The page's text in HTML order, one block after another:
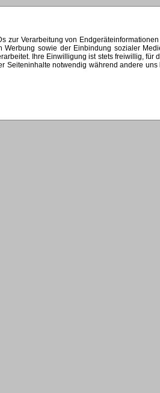
zur Verarbeitung von
Werbung sowie der Einbindung sozialer
Ihre Einwilligung ist stets freiwillig,
Seiteninhalte notwendig während andere